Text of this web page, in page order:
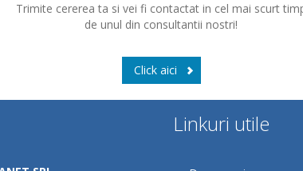
Trimite cererea ta si vei fi contactat in cel mai scurt
de unul din consultantii nostri!
Click aici
Linkuri utile